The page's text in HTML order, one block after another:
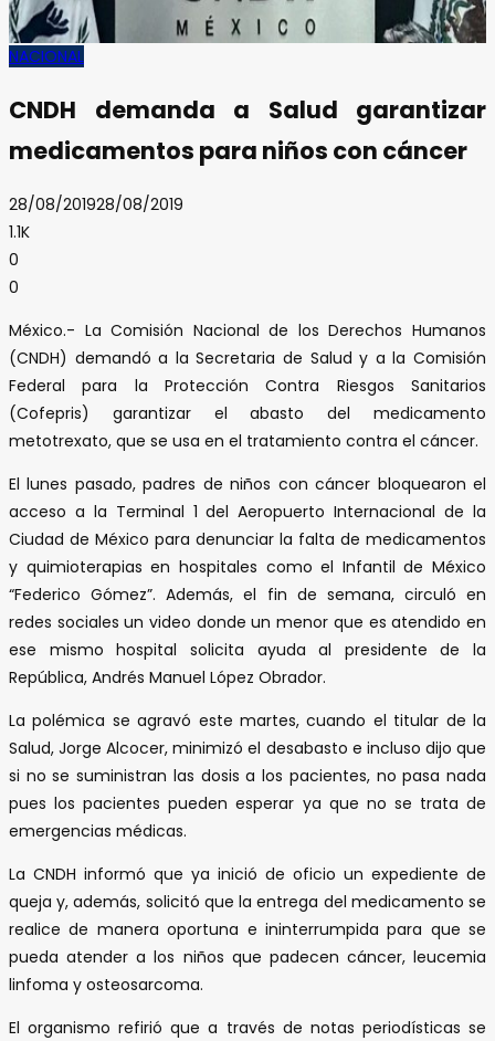
NACIONAL
CNDH demanda a Salud garantizar
medicamentos para niños con cáncer
28/08/201928/08/2019
1.1K
0
0
México.- La Comisión Nacional de los Derechos Humanos
(CNDH) demandó a la Secretaria de Salud y a la Comisión
Federal para la Protección Contra Riesgos Sanitarios
(Cofepris) garantizar el abasto del medicamento
metotrexato, que se usa en el tratamiento contra el cáncer.
El lunes pasado, padres de niños con cáncer bloquearon el
acceso a la Terminal 1 del Aeropuerto Internacional de la
Ciudad de México para denunciar la falta de medicamentos
y quimioterapias en hospitales como el Infantil de México
“Federico Gómez”. Además, el fin de semana, circuló en
redes sociales un video donde un menor que es atendido en
ese mismo hospital solicita ayuda al presidente de la
República, Andrés Manuel López Obrador.
La polémica se agravó este martes, cuando el titular de la
Salud, Jorge Alcocer, minimizó el desabasto e incluso dijo que
si no se suministran las dosis a los pacientes, no pasa nada
pues los pacientes pueden esperar ya que no se trata de
emergencias médicas.
La CNDH informó que ya inició de oficio un expediente de
queja y, además, solicitó que la entrega del medicamento se
realice de manera oportuna e ininterrumpida para que se
pueda atender a los niños que padecen cáncer, leucemia
linfoma y osteosarcoma.
El organismo refirió que a través de notas periodísticas se